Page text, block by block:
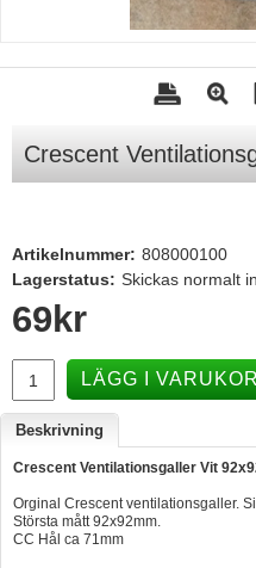
HonWave - Gummibåtar
Tohatsu - Utombordare
Yanmar Servicedelar
Mercury Servicedelar
Garmin
Lowrance
Humminbird
Simrad
B&G
Crescent
Artikelnummer: 808000100
Lagerstatus: Skickas normalt
69 kr
LÄGG I
Beskrivning
Crescent Ventilationsgaller Vit
Orginal Crescent ventilationsgaller.
Största mått 92x92mm.
CC Hål ca 71mm